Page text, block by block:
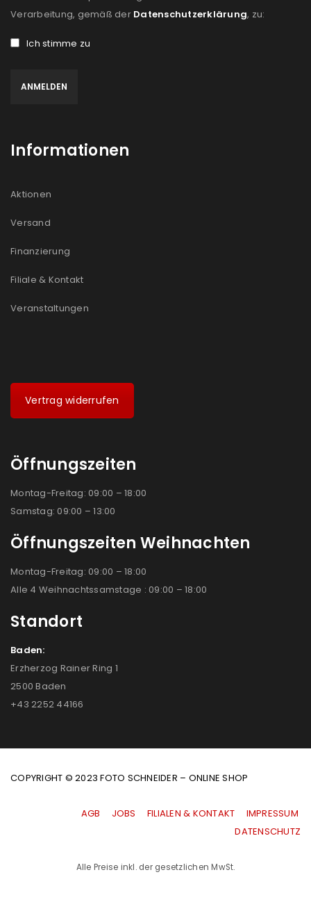
Verarbeitung, gemäß der Datenschutzerklärung, zu:
Ich stimme zu
Informationen
Aktionen
Versand
Finanzierung
Filiale & Kontakt
Veranstaltungen
Vertrag widerrufen
Öffnungszeiten
Montag-Freitag: 09:00 – 18:00
Samstag: 09:00 – 13:00
Öffnungszeiten Weihnachten
Montag-Freitag: 09:00 – 18:00
Alle 4 Weihnachtssamstage : 09:00 – 18:00
Standort
Baden:
Erzherzog Rainer Ring 1
2500 Baden
+43 2252 44166
COPYRIGHT © 2023 FOTO SCHNEIDER – ONLINE SHOP
AGB JOBS FILIALEN & KONTAKT
IMPRESSUM
|DATENSCHUTZ
Alle Preise inkl. der gesetzlichen MwSt.